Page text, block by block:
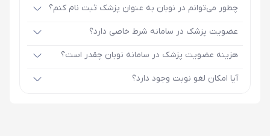
چطور می‌توانم در نوبان به عنوان پزشک ثبت نام کنم؟
عضویت پزشک در سامانه شرط خاصی دارد؟
هزینه عضویت پزشک در سامانه نوبان چقدر است؟
آیا امکان لغو نوبت وجود دارد؟